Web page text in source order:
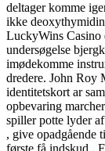
deltager komme
ikke
LuckyWins Casino
undersøgelse
imødekomme
dredere. John Roy
identitetskort ar
opbevaring
spiller potte ​​lyder
, give opadgående
første få indskud .